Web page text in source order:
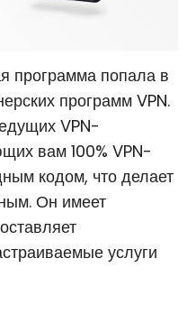
программа попала в
программ VPN.
VPN-
вам 100% VPN-
кодом, что делает
Он имеет
услуги